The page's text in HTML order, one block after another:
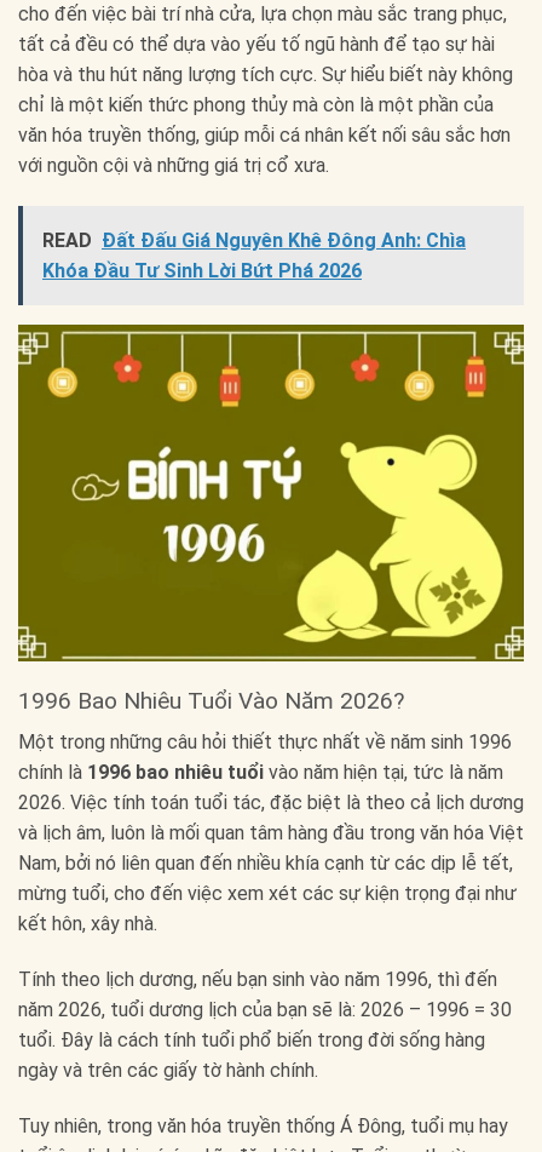
cho đến việc bài trí nhà cửa, lựa chọn màu sắc trang phục,
tất cả đều có thể dựa vào yếu tố ngũ hành để tạo sự hài
hòa và thu hút năng lượng tích cực. Sự hiểu biết này không
chỉ là một kiến thức phong thủy mà còn là một phần của
văn hóa truyền thống, giúp mỗi cá nhân kết nối sâu sắc hơn
với nguồn cội và những giá trị cổ xưa.
READ Đất Đấu Giá Nguyên Khê Đông Anh: Chìa
Khóa Đầu Tư Sinh Lời Bứt Phá 2026
1996 Bao Nhiêu Tuổi Vào Năm 2026?
Một trong những câu hỏi thiết thực nhất về năm sinh 1996
chính là 1996 bao nhiêu tuổi vào năm hiện tại, tức là năm
2026. Việc tính toán tuổi tác, đặc biệt là theo cả lịch dương
và lịch âm, luôn là mối quan tâm hàng đầu trong văn hóa Việt
Nam, bởi nó liên quan đến nhiều khía cạnh từ các dịp lễ tết,
mừng tuổi, cho đến việc xem xét các sự kiện trọng đại như
kết hôn, xây nhà.
Tính theo lịch dương, nếu bạn sinh vào năm 1996, thì đến
năm 2026, tuổi dương lịch của bạn sẽ là: 2026 – 1996 = 30
tuổi. Đây là cách tính tuổi phổ biến trong đời sống hàng
ngày và trên các giấy tờ hành chính.
Tuy nhiên, trong văn hóa truyền thống Á Đông, tuổi mụ hay